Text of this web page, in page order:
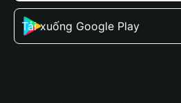
Tải xuống Google Play